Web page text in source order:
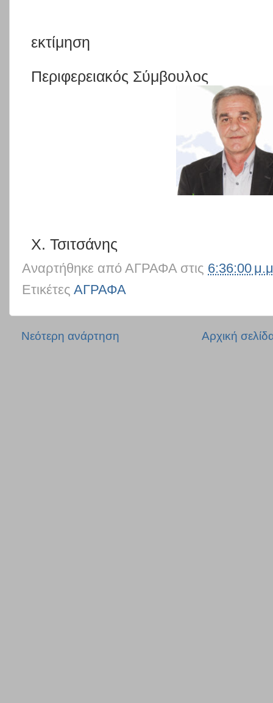
εκτίμηση
Περιφερειακός Σύμβουλος
Χ. Τσιτσάνης
Αναρτήθηκε από ΑΓΡΑΦΑ στις 6:36:00
Ετικέτες ΑΓΡΑΦΑ
Νεότερη ανάρτηση Αρχική